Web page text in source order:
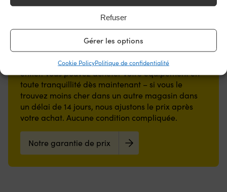
Refuser
Gérer les options
Cookie PolicyPolitique de confidentialité
Notre garantie de prix – tout
Achetez maintenant, comparez le prix plus tard.
Notre garantie de prix est très simple : nous nous
alignons sur tous les magasins dans le monde
entier. Vous pouvez acheter votre équipement en
toute tranquillité dès maintenant – si vous le
trouvez moins cher dans un autre magasin dans
un délai de 14 jours, nous ajustons le prix après
votre achat. Aucune condition compliquée.
Notre garantie de prix